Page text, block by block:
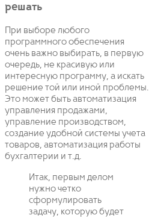
решать
При выборе любого
программного обеспечения
очень важно выбирать, в первую
очередь, не красивую или
интересную программу, а искать
решение той или иной проблемы.
Это может быть автоматизация
управления продажами,
управление производством,
создание удобной системы учета
товаров, автоматизация работы
бухгалтерии и т.д.
Итак, первым делом
нужно четко
сформулировать
задачу, которую будет